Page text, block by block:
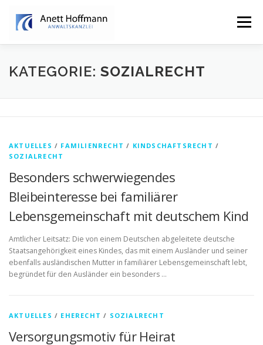
Inhalt
springen
Menü
STARTSEITE KANZLEI FAMILIENRECHT
KATEGORIE: SOZIALRECHT
AKTUELLES / FAMILIENRECHT / KINDSCHAFTSRECHT /
SOZIALRECHT
Besonders schwerwiegendes
Bleibeinteresse bei familiärer
Lebensgemeinschaft mit deutschem Kind
Amtlicher Leitsatz: Die von einem Deutschen abgeleitete deutsche
Staatsangehörigkeit eines Kindes, das mit einem Ausländer und seiner
ebenfalls ausländischen Mutter in familiärer Lebensgemeinschaft lebt,
begründet für den Ausländer ein besonders …
AKTUELLES / EHERECHT / SOZIALRECHT
Versorgungsmotiv für Heirat